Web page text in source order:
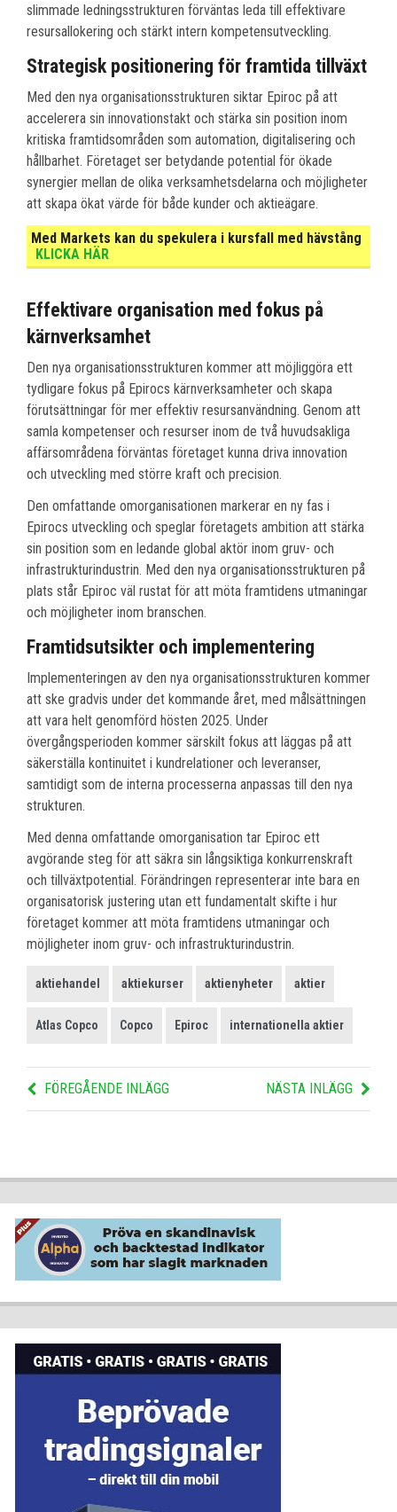
slimmade ledningsstrukturen förväntas leda till effektivare
resursallokering och stärkt intern kompetensutveckling.
Strategisk positionering för framtida tillväxt
Med den nya organisationsstrukturen siktar Epiroc på att
accelerera sin innovationstakt och stärka sin position inom
kritiska framtidsområden som automation, digitalisering och
hållbarhet. Företaget ser betydande potential för ökade
synergier mellan de olika verksamhetsdelarna och möjligheter
att skapa ökat värde för både kunder och aktieägare.
Med Markets kan du spekulera i kursfall med hävstång
KLICKA HÄR
Effektivare organisation med fokus på
kärnverksamhet
Den nya organisationsstrukturen kommer att möjliggöra ett
tydligare fokus på Epirocs kärnverksamheter och skapa
förutsättningar för mer effektiv resursanvändning. Genom att
samla kompetenser och resurser inom de två huvudsakliga
affärsområdena förväntas företaget kunna driva innovation
och utveckling med större kraft och precision.
Den omfattande omorganisationen markerar en ny fas i
Epirocs utveckling och speglar företagets ambition att stärka
sin position som en ledande global aktör inom gruv- och
infrastrukturindustrin. Med den nya organisationsstrukturen på
plats står Epiroc väl rustat för att möta framtidens utmaningar
och möjligheter inom branschen.
Framtidsutsikter och implementering
Implementeringen av den nya organisationsstrukturen kommer
att ske gradvis under det kommande året, med målsättningen
att vara helt genomförd hösten 2025. Under
övergångsperioden kommer särskilt fokus att läggas på att
säkerställa kontinuitet i kundrelationer och leveranser,
samtidigt som de interna processerna anpassas till den nya
strukturen.
Med denna omfattande omorganisation tar Epiroc ett
avgörande steg för att säkra sin långsiktiga konkurrenskraft
och tillväxtpotential. Förändringen representerar inte bara en
organisatorisk justering utan ett fundamentalt skifte i hur
företaget kommer att möta framtidens utmaningar och
möjligheter inom gruv- och infrastrukturindustrin.
aktiehandel aktiekurser aktienyheter aktier
Atlas Copco Copco Epiroc internationella aktier
FÖREGÅENDE INLÄGG NÄSTA INLÄGG